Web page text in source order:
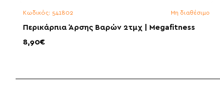
Κωδικός: 541802 Μη διαθέσιμο
Περικάρπια Άρσης Βαρών 2τμχ | Megafitness
8,90€